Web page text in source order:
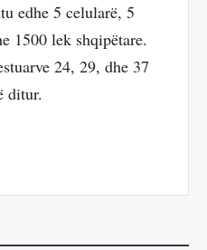
edhe 5 celularë, 5
1500 lek shqipëtare.
24, 29, dhe 37
ditur.